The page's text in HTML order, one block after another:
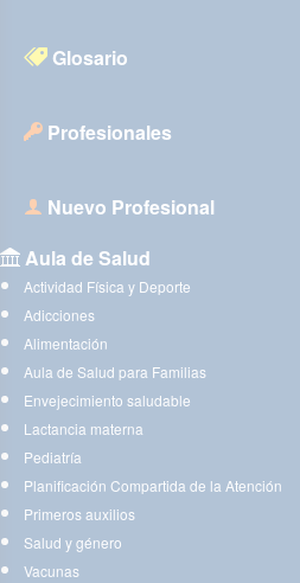
Glosario
Profesionales
Nuevo Profesional
Aula de Salud
Actividad Física y Deporte
Adicciones
Alimentación
Aula de Salud para Familias
Envejecimiento saludable
Lactancia materna
Pediatría
Planificación Compartida de la Atención
Primeros auxilios
Salud y género
Vacunas